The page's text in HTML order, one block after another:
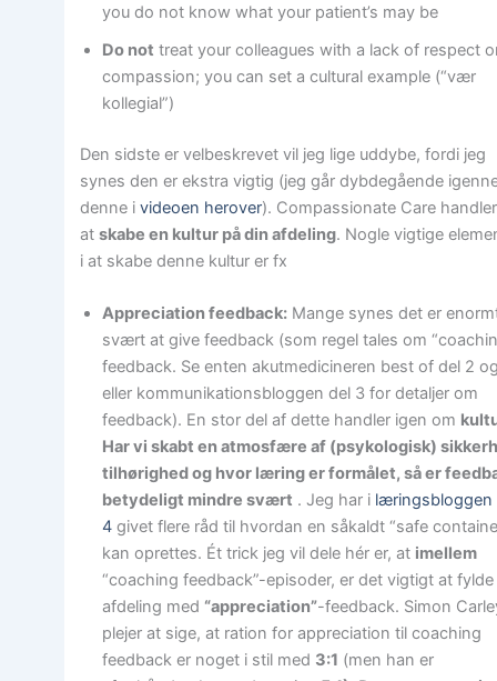
you do not know what your patient’s may be
Do not treat your colleagues with a lack of respect
compassion; you can set a cultural example (“vær
kollegial”)
Den sidste er velbeskrevet vil jeg lige uddybe, fordi jeg
synes den er ekstra vigtig (jeg går dybdegående
denne ivideoen herover). Compassionate Care
atskabe en kultur på din afdeling. Nogle vigtige
i at skabe denne kultur er fx
Appreciation feedback: Mange synes det er
svært at give feedback (som regel tales om
feedback. Se enten akutmedicineren best of del 2
eller kommunikationsbloggen del 3 for detaljer om
feedback). En stor del af dette handler igen om
Har vi skabt en atmosfære af (psykologisk)
tilhørighed og hvor læring er formålet, så er
betydeligt mindre svært . Jeg har i læringsbloggen
4 givet flere råd til hvordan en såkaldt “safe
kan oprettes. Ét trick jeg vil dele hér er, at imellem
“coaching feedback”-episoder, er det vigtigt at
afdeling med “appreciation”-feedback. Simon
plejer at sige, at ration for appreciation til coaching
feedback er noget i stil med 3:1 (men han er